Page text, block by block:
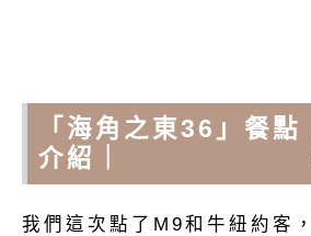
「海角之東36」餐點
介紹｜
我們這次點了M9和牛紐約客